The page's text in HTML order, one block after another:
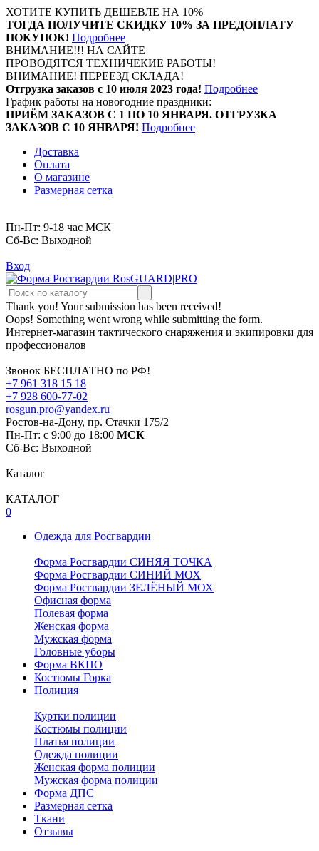
ХОТИТЕ КУПИТЬ ДЕШЕВЛЕ НА 10%
ТОГДА ПОЛУЧИТЕ СКИДКУ 10% ЗА ПРЕДОПЛАТУ
ПОКУПОК! Подробнее
ВНИМАНИЕ!!! НА САЙТЕ
ПРОВОДЯТСЯ ТЕХНИЧЕКИЕ РАБОТЫ!
ВНИМАНИЕ! ПЕРЕЕЗД СКЛАДА!
Отгрузка заказов с 10 июля 2023 года! Подробнее
График работы на новогодние праздники:
ПРИЁМ ЗАКАЗОВ С 1 ПО 10 ЯНВАРЯ. ОТГРУЗКА
ЗАКАЗОВ С 10 ЯНВАРЯ! Подробнее
Доставка
Оплата
О магазине
Размерная сетка
Пн-Пт: 9-18 час МСК
Cб-Вс: Выходной
Вход
Thank you! Your submission has been received!
Oops! Something went wrong while submitting the form.
Интернет-магазин тактического снаряжения и экипировки для
профессионалов
Звонок БЕСПЛАТНО по РФ!
+7 961 318 15 18
+7 928 600-77-02
rosgun.pro@yandex.ru
Ростов-на-Дону, пр. Стачки 175/2
Пн-Пт: с 9:00 до 18:00 МСК
Cб-Вс: Выходной
Каталог
КАТАЛОГ
0
Одежда для Росгвардии
Форма Росгвардии СИНЯЯ ТОЧКА
Форма Росгвардии СИНИЙ МОХ
Форма Росгвардии ЗЕЛЁНЫЙ МОХ
Офисная форма
Полевая форма
Женская форма
Мужская форма
Головные уборы
Форма ВКПО
Костюмы Горка
Полиция
Куртки полиции
Костюмы полиции
Платья полиции
Одежда полиции
Женская форма полиции
Мужская форма полиции
Форма ДПС
Размерная сетка
Ткани
Отзывы